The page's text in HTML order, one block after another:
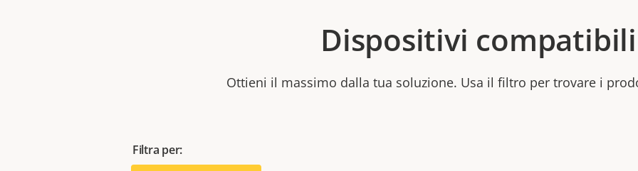
Dispositivi compatibili
Ottieni il massimo dalla tua soluzione. Usa il filtro per trovare i
Filtra per: